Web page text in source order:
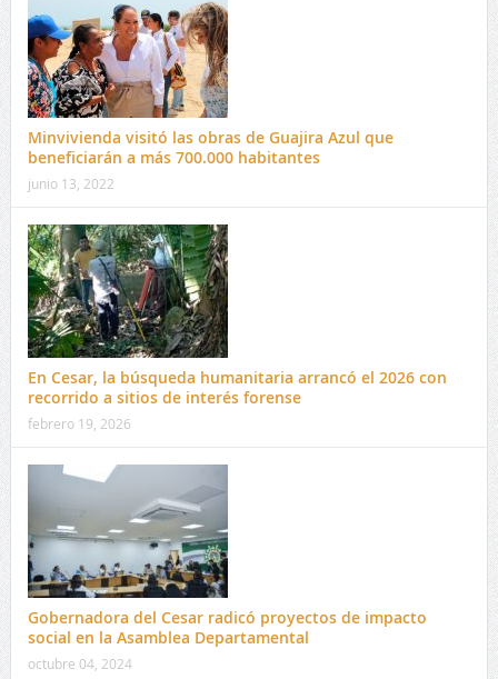
Minvivienda visitó las obras de Guajira Azul que
beneficiarán a más 700.000 habitantes
junio 13, 2022
En Cesar, la búsqueda humanitaria arrancó el 2026 con
recorrido a sitios de interés forense
febrero 19, 2026
Gobernadora del Cesar radicó proyectos de impacto
social en la Asamblea Departamental
octubre 04, 2024